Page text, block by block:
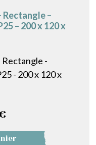
Rectangle –
– 200 x 120 x
-
- 200 x 120 x